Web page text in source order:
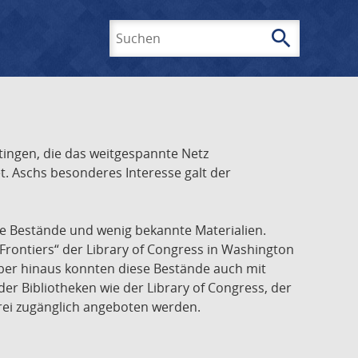
search
die das weitgespannte Netz
Aschs besonderes Interesse galt der
Bestände und wenig bekannte Materialien.
der Library of Congress in Washington
hinaus konnten diese Bestände auch mit
Bibliotheken wie der Library of Congress, der
zugänglich angeboten werden.